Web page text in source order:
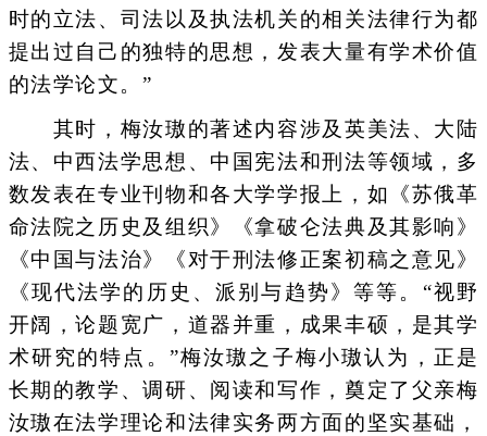
时的立法、司法以及执法机关的相关法律行为都
提出过自己的独特的思想，发表大量有学术价值
的法学论文。”
其时，梅汝璈的著述内容涉及英美法、大陆
法、中西法学思想、中国宪法和刑法等领域，多
数发表在专业刊物和各大学学报上，如《苏俄革
命法院之历史及组织》《拿破仑法典及其影响》
《中国与法治》《对于刑法修正案初稿之意见》
《现代法学的历史、派别与趋势》等等。“视野
开阔，论题宽广，道器并重，成果丰硕，是其学
术研究的特点。”梅汝璈之子梅小璈认为，正是
长期的教学、调研、阅读和写作，奠定了父亲梅
汝璈在法学理论和法律实务两方面的坚实基础，